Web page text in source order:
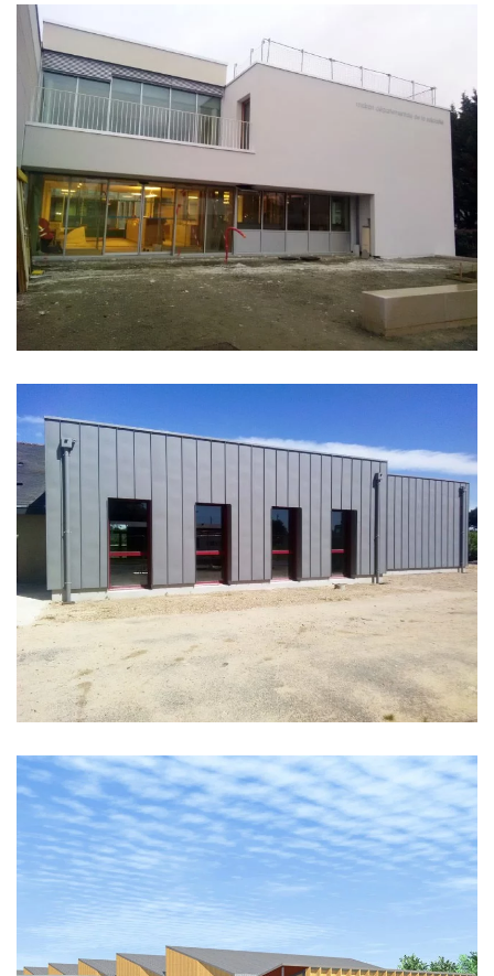
MAISON DE LA SOLIDARITÉ
SALLE DES FÊTES RAYMOND LAUNAY
ESAT LE PIGEONNIER